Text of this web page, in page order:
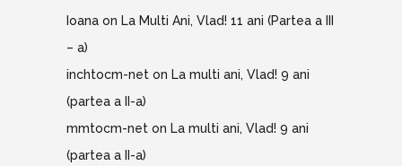
Ioana on La Multi Ani, Vlad! 11 ani (Partea a III
– a)
inchtocm-net on La multi ani, Vlad! 9 ani
(partea a II-a)
mmtocm-net on La multi ani, Vlad! 9 ani
(partea a II-a)